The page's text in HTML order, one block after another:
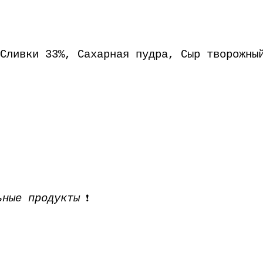
33%, Сахарная пудра, Сыр
продукты ❗